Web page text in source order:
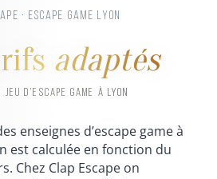
· ESCAPE GAME LYON
adaptés
JEU D’ESCAPE GAME À LYON
enseignes d’escape game à
est calculée en fonction du
Chez Clap Escape on